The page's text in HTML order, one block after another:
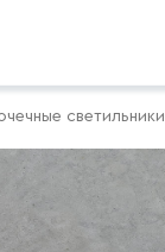
светильники